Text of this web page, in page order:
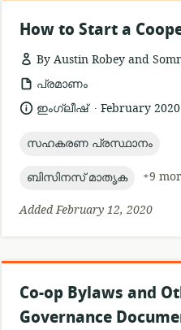
How to Start a
By Austin Robey and
resource
format:
പ്രമാണം
language:
ഇംഗ്ലീഷ് .
dateFebruary 2020
topic:
സഹകരണ പ്രസ്ഥാനം
topic:
ബിസിനസ് മാതൃക
+9
Added February 12, 2020
Co-op Bylaws and
Governance